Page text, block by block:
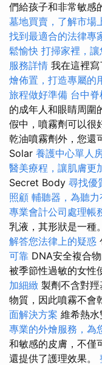
們給孩子和非常敏感
墓地買賣，了解市場
找到最適合的法律專
鬆愉快 打掃家裡，
服務詳情 我在這裡寫
燴佈置，打造專屬的
旅程做好準備 台中
的成年人和眼睛周圍
假中，噴霧劑可以很
乾油噴霧劑外，您還
Solar 養護中心單人
醫美療程，讓肌膚更
Secret Body 尋找優
照顧 輔聽器，為聽
專業會計公司處理帳
乳液，其形狀是一種
解答您法律上的疑惑
可靠 DNA安全複合
被季節性過敏的女性
加細緻 製劑不含對
物質，因此噴霧不會
面解決方案 維希熱水
專業的外燴服務，為
和敏感的皮膚，不僅
還提供了護理效果。